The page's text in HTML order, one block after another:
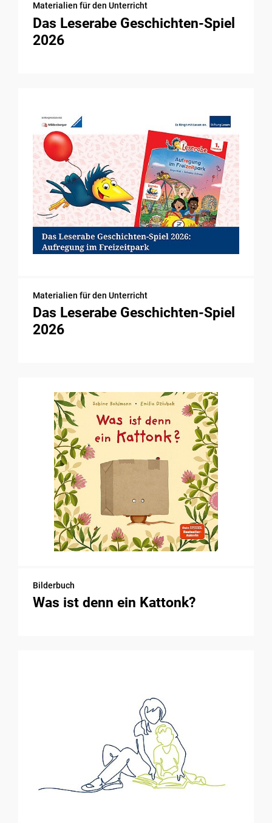
Materialien für den Unterricht
Das Leserabe Geschichten-Spiel
2026
Materialien für den Unterricht
Das Leserabe Geschichten-Spiel
2026
Bilderbuch
Was ist denn ein Kattonk?